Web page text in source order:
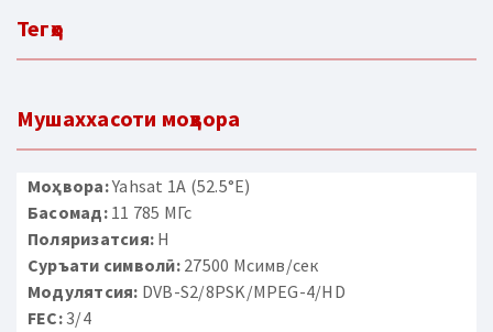
Тегҳо
Мушаххасоти моҳвора
Моҳвора:Yahsat 1A (52.5°E)
Басомад:11 785 МГс
Поляризатсия: H
Суръати символӣ:27500 Мсимв/сек
Модулятсия: DVB-S2/8PSK/MPEG-4/HD
FEC:3/4